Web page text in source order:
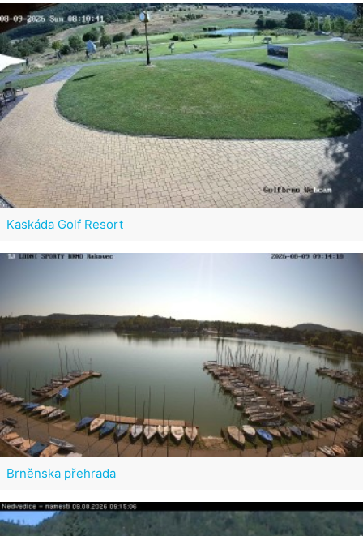
Kaskáda Golf Resort
Brněnska přehrada